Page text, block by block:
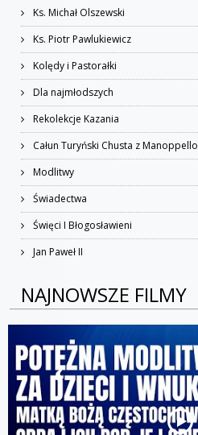
Ks. Michał Olszewski
Ks. Piotr Pawlukiewicz
Kolędy i Pastorałki
Dla najmłodszych
Rekolekcje Kazania
Całun Turyński Chusta z Manoppello
Modlitwy
Świadectwa
Święci I Błogosławieni
Jan Paweł II
NAJNOWSZE FILMY